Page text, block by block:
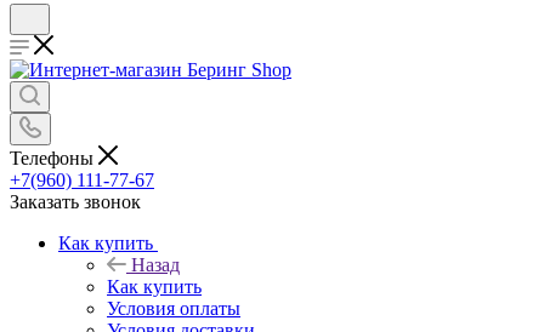
Телефоны
+7(960) 111-77-67
Заказать звонок
Как купить
Назад
Как купить
Условия оплаты